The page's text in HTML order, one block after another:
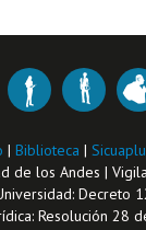
| Biblioteca |
de los Andes |
Decreto
Resolución